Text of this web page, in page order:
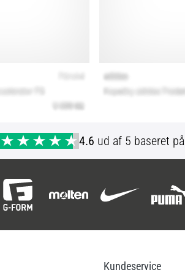
4.6 ud af 5 baseret på
Kundeservice